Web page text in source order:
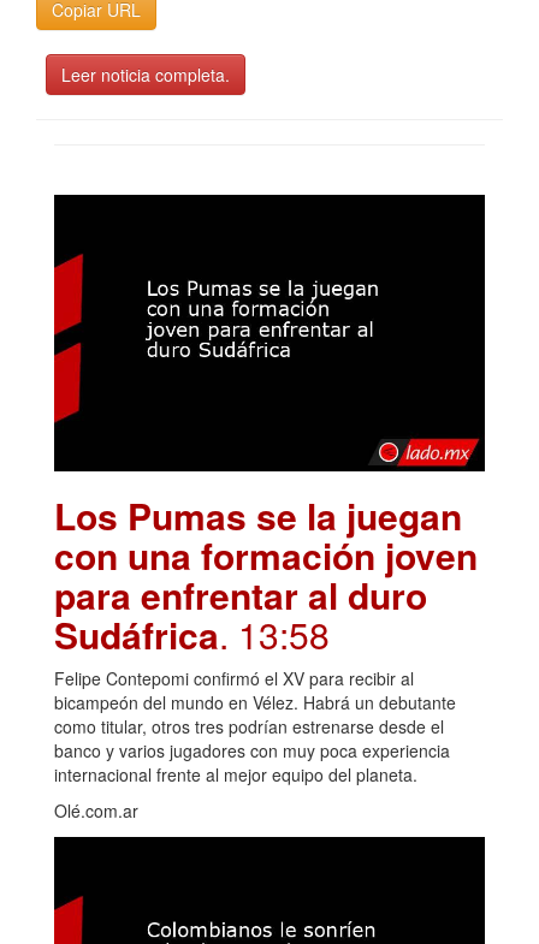
Copiar URL
Leer noticia completa.
Los Pumas se la juegan
con una formación joven
para enfrentar al duro
Sudáfrica. 13:58
Felipe Contepomi confirmó el XV para recibir al
bicampeón del mundo en Vélez. Habrá un debutante
como titular, otros tres podrían estrenarse desde el
banco y varios jugadores con muy poca experiencia
internacional frente al mejor equipo del planeta.
Olé.com.ar